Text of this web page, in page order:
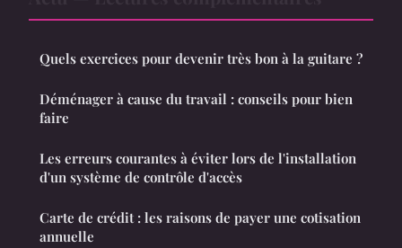
Quels exercices pour devenir très bon à la guitare ?
Déménager à cause du travail : conseils pour bien
faire
Les erreurs courantes à éviter lors de l'installation
d'un système de contrôle d'accès
Carte de crédit : les raisons de payer une cotisation
annuelle